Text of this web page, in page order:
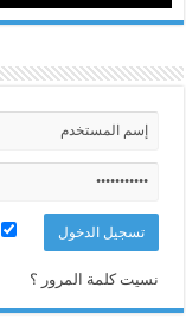
نسيت كلمة المرور ؟